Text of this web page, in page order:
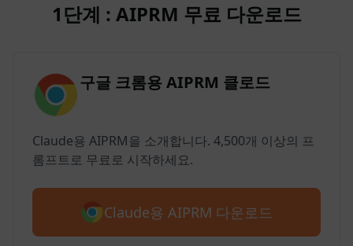
1단계 : AIPRM 무료 다운로드
구글 크롬용 AIPRM 클로드
Claude용 AIPRM을 소개합니다. 4,500개 이상의 프
롬프트로 무료로 시작하세요.
Claude용 AIPRM 다운로드